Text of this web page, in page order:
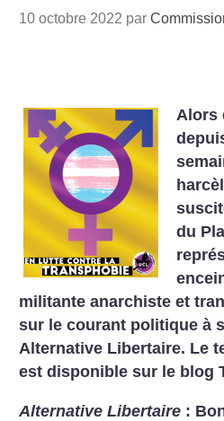
10 octobre 2022 par
Alors
du
militante anarchiste et
sur le courant politique à
Alternative Libertaire. Le
est disponible sur le blog
Alternative Libertaire :